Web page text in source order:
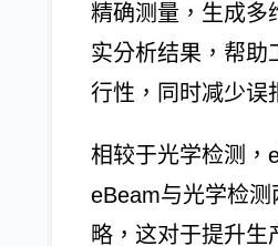
精确测量，生成多
实分析结果，帮助
行性，同时减少误
相较于光学检测，
eBeam与光学检
略，这对于提升生